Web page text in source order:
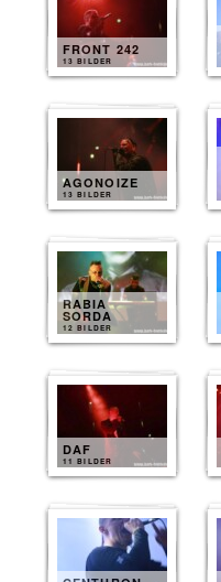
FRONT 242
13 BILDER
AGONOIZE
13 BILDER
RABIA
SORDA
12 BILDER
DAF
11 BILDER